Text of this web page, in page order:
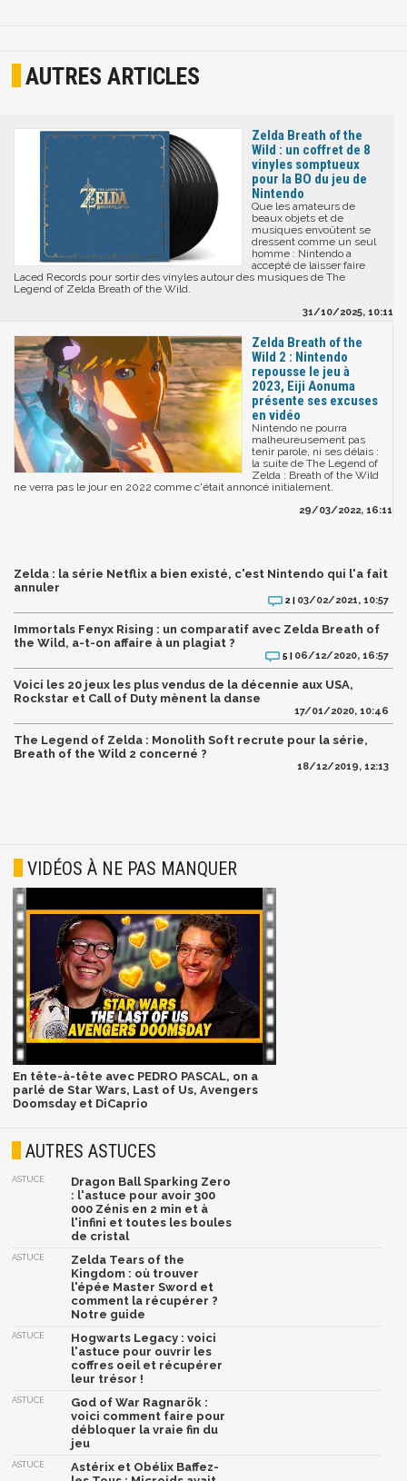
AUTRES ARTICLES
Zelda Breath of the
Wild : un coffret de 8
vinyles somptueux
pour la BO du jeu de
Nintendo
Que les amateurs de
beaux objets et de
musiques envoûtent se
dressent comme un seul
homme : Nintendo a
accepté de laisser faire
Laced Records pour sortir des vinyles autour des musiques de The
Legend of Zelda Breath of the Wild.
31/10/2025, 10:11
Zelda Breath of the
Wild 2 : Nintendo
repousse le jeu à
2023, Eiji Aonuma
présente ses excuses
en vidéo
Nintendo ne pourra
malheureusement pas
tenir parole, ni ses délais :
la suite de The Legend of
Zelda : Breath of the Wild
ne verra pas le jour en 2022 comme c'était annoncé initialement.
29/03/2022, 16:11
Zelda : la série Netflix a bien existé, c'est Nintendo qui l'a fait
annuler
2 | 03/02/2021, 10:57
Immortals Fenyx Rising : un comparatif avec Zelda Breath of
the Wild, a-t-on affaire à un plagiat ?
5 | 06/12/2020, 16:57
Voici les 20 jeux les plus vendus de la décennie aux USA,
Rockstar et Call of Duty mènent la danse
17/01/2020, 10:46
The Legend of Zelda : Monolith Soft recrute pour la série,
Breath of the Wild 2 concerné ?
18/12/2019, 12:13
VIDÉOS À NE PAS MANQUER
En tête-à-tête avec PEDRO PASCAL, on a
parlé de Star Wars, Last of Us, Avengers
Doomsday et DiCaprio
AUTRES ASTUCES
ASTUCE
Dragon Ball Sparking Zero
: l'astuce pour avoir 300
000 Zénis en 2 min et à
l'infini et toutes les boules
de cristal
ASTUCE
Zelda Tears of the
Kingdom : où trouver
l'épée Master Sword et
comment la récupérer ?
Notre guide
ASTUCE
Hogwarts Legacy : voici
l'astuce pour ouvrir les
coffres oeil et récupérer
leur trésor !
ASTUCE
God of War Ragnarök :
voici comment faire pour
débloquer la vraie fin du
jeu
ASTUCE
Astérix et Obélix Baffez-